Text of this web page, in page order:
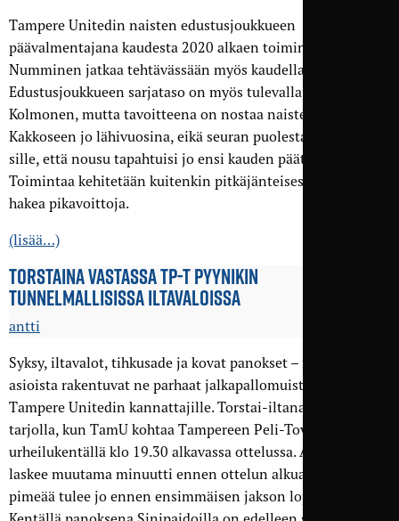
Tampere Unitedin naisten edustusjoukkueen
päävalmentajana kaudesta 2020 alkaen toiminut Kari
Numminen jatkaa tehtävässään myös kaudella 2022.
Edustusjoukkueen sarjataso on myös tulevalla kaudella
Kolmonen, mutta tavoitteena on nostaa naisten joukkue
Kakkoseen jo lähivuosina, eikä seuran puolesta ole estettä
sille, että nousu tapahtuisi jo ensi kauden päätteeksi.
Toimintaa kehitetään kuitenkin pitkäjänteisesti yrittämättä
hakea pikavoittoja.
(lisää…)
TORSTAINA VASTASSA TP-T PYYNIKIN
TUNNELMALLISISSA ILTAVALOISSA
antti
Syksy, iltavalot, tihkusade ja kovat panokset – näistä
asioista rakentuvat ne parhaat jalkapallomuistot myös
Tampere Unitedin kannattajille. Torstai-iltana tätä on taas
tarjolla, kun TamU kohtaa Tampereen Peli-Toverit Pyynikin
urheilukentällä klo 19.30 alkavassa ottelussa. Aurinko
laskee muutama minuutti ennen ottelun alkua, ja täysin
pimeää tulee jo ennen ensimmäisen jakson loppua.